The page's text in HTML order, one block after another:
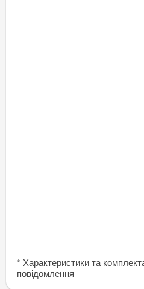
* Характеристики та
повідомлення